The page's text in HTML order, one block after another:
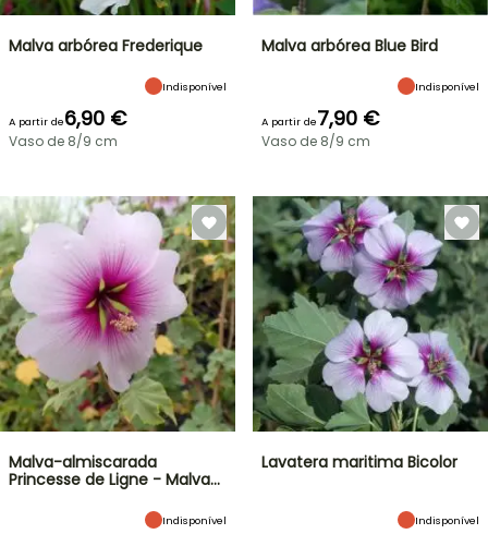
Malva arbórea Frederique
Indisponível
A partir de6,90 €
Vaso de 8/9 cm
Malva arbórea Blue Bird
Indisponível
A partir de7,90 €
Vaso de 8/9 cm
Malva-almiscarada
Princesse de Ligne - Malva…
Indisponível
Lavatera maritima Bicolor
Indisponível